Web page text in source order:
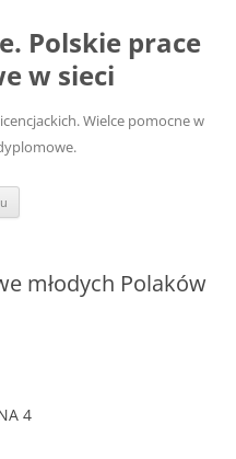
Polskie prace
w sieci
Wielce pomocne w
młodych Polaków
4